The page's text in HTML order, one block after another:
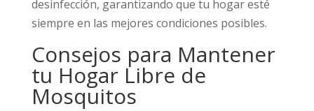
desinfección, garantizando que tu hogar esté
siempre en las mejores condiciones posibles.
Consejos para Mantener
tu Hogar Libre de
Mosquitos